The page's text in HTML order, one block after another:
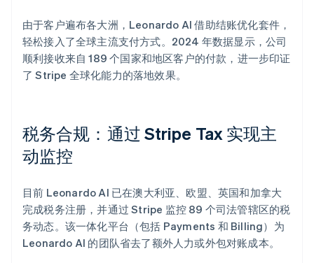
由于客户遍布各大洲，Leonardo AI 借助结账优化套件，
轻松接入了全球主流支付方式。2024 年数据显示，公司
顺利接收来自 189 个国家和地区客户的付款，进一步印证
了 Stripe 全球化能力的落地效果。
税务合规：通过 Stripe Tax 实现主
动监控
目前 Leonardo AI 已在澳大利亚、欧盟、英国和加拿大
完成税务注册，并通过 Stripe 监控 89 个司法管辖区的税
务动态。该一体化平台（包括 Payments 和 Billing）为
Leonardo AI 的团队省去了额外人力或外包对账成本。